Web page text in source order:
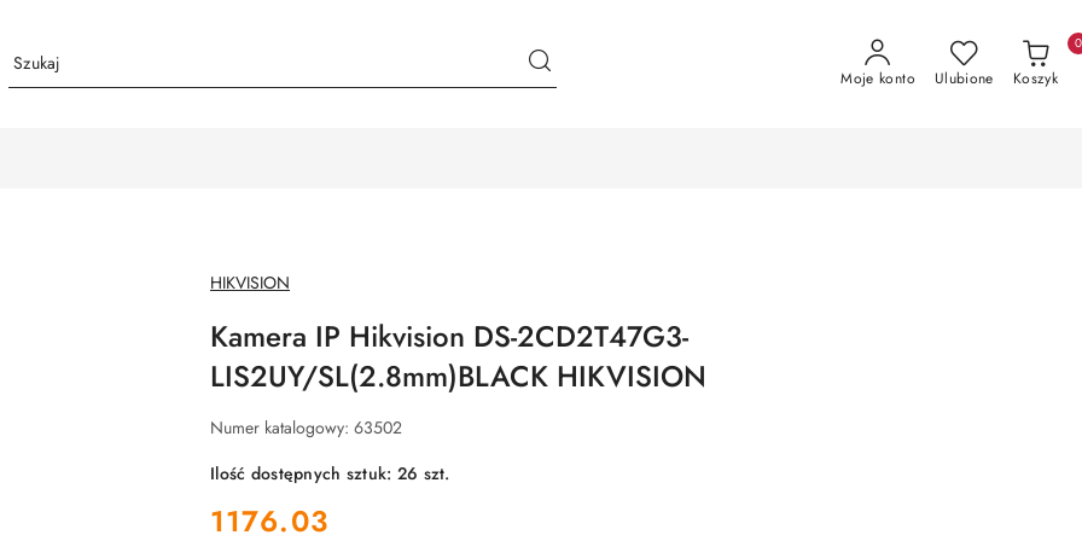
Moje konto Ulubione Koszyk
0
NAZWA
PRODUCENTA:
HIKVISION
Kamera IP Hikvision DS-2CD2T47G3-
LIS2UY/SL(2.8mm)BLACK HIKVISION
Numer katalogowy: 63502
Ilość dostępnych sztuk: 26 szt.
cena:
1176.03